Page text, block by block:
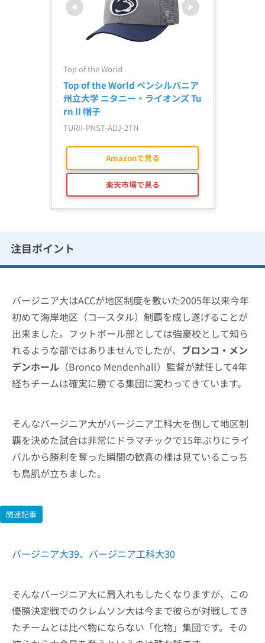
Top of the World
Top of the World ペンシルバニア
州立大学 ニタニー・ライオンズ Tu
rn II 帽子
TURII-PNST-ADJ-2TN
Amazonで見る
楽天市場で見る
注目ポイント
バージニア大はACCが地区制度を敷いた2005年以来今年
初めて海岸地区（コースタル）制覇を成し遂げることが
出来ました。フットボール部としては強豪校として知ら
れるような部ではありませんでしたが、 ブロンコ・メン
デンホール （Bronco Mendenhall）監督が就任して4年
経ちチームは確実に勝てる集団に変わってきています。
そんなバージニア大がバージニア工科大を倒して地区制
覇を決めた試合は非常にドラマチックで15年ぶりにライ
バルから勝利を奪った瞬間の歓喜の様は見ているこっち
も鳥肌が立ちました。
関連記事
バージニア大39、バージニア工科大30
そんなバージニア大に肩入れもしたくなりますが、この
優勝決定戦でのクレムソン大は今まで彼らが対戦してき
たチームとは比べ物にならない「化物」集団です。その